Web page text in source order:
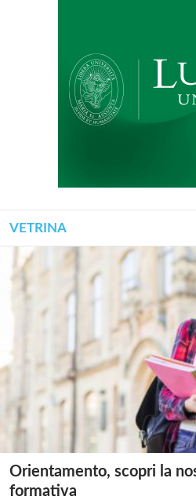
VETRINA
Orientamento, scopri la
formativa